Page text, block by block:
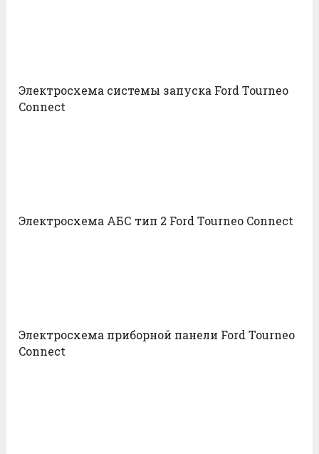
Электросхема системы запуска Ford Tourneo
Connect
Электросхема АБС тип 2 Ford Tourneo Connect
Электросхема приборной панели Ford Tourneo
Connect